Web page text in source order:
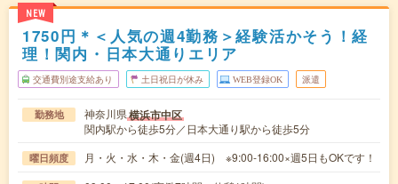
NEW
1750円＊＜人気の週4勤務＞経験活かそう！経
理！関内・日本大通りエリア
交通費別途支給あり 土日祝日が休み WEB登録OK 派遣
勤務地 神奈川県横浜市中区
関内駅から徒歩5分／日本大通り駅から徒歩5分
曜日頻度 月・火・水・木・金(週4日) ※9:00-16:00×週5日もOKです！